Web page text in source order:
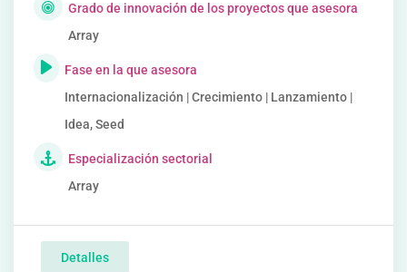
Grado de innovación de los proyectos que asesora
Array
Fase en la que asesora
Internacionalización | Crecimiento | Lanzamiento |
Idea, Seed
Especialización sectorial
Array
Detalles